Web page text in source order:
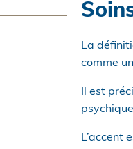
La
comme
Il est
L’accent